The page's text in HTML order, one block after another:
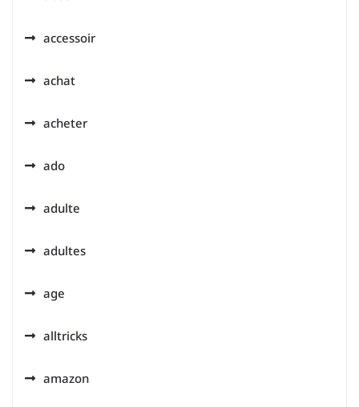
accessoir
achat
acheter
ado
adulte
adultes
age
alltricks
amazon